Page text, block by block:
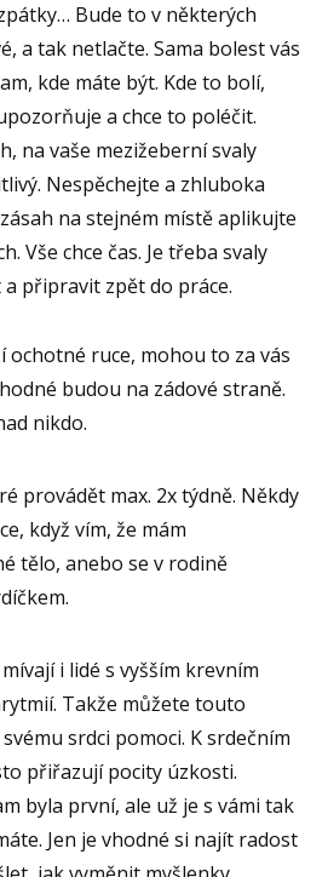
Bude to v některých
a tak netlačte. Sama bolest vás
kde máte být. Kde to bolí,
a chce to poléčit.
na vaše mezižeberní svaly
Nespěchejte a zhluboka
na stejném místě aplikujte
Vše chce čas. Je třeba svaly
připravit zpět do práce.
ochotné ruce, mohou to za vás
budou na zádové straně.
nikdo.
provádět max. 2x týdně. Někdy
když vím, že mám
tělo, anebo se v rodině
i lidé s vyšším krevním
Takže můžete touto
srdci pomoci. K srdečním
přiřazují pocity úzkosti.
byla první, ale už je s vámi tak
Jen je vhodné si najít radost